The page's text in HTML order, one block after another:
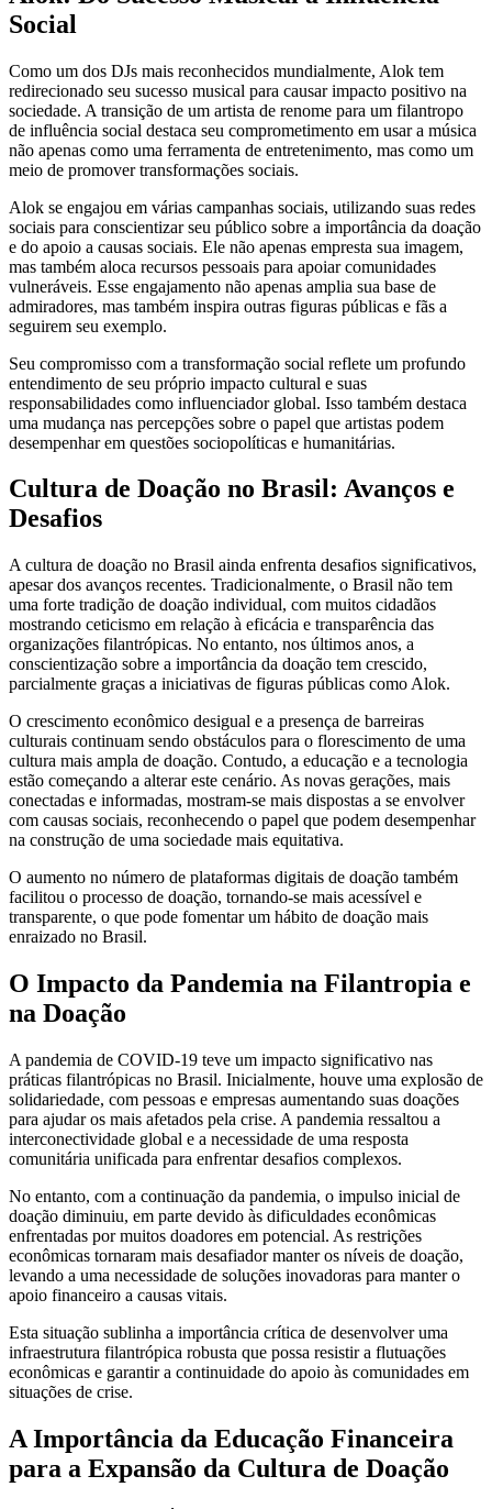
Social
Como um dos DJs mais reconhecidos mundialmente, Alok tem
redirecionado seu sucesso musical para causar impacto positivo na
sociedade. A transição de um artista de renome para um filantropo
de influência social destaca seu comprometimento em usar a música
não apenas como uma ferramenta de entretenimento, mas como um
meio de promover transformações sociais.
Alok se engajou em várias campanhas sociais, utilizando suas redes
sociais para conscientizar seu público sobre a importância da doação
e do apoio a causas sociais. Ele não apenas empresta sua imagem,
mas também aloca recursos pessoais para apoiar comunidades
vulneráveis. Esse engajamento não apenas amplia sua base de
admiradores, mas também inspira outras figuras públicas e fãs a
seguirem seu exemplo.
Seu compromisso com a transformação social reflete um profundo
entendimento de seu próprio impacto cultural e suas
responsabilidades como influenciador global. Isso também destaca
uma mudança nas percepções sobre o papel que artistas podem
desempenhar em questões sociopolíticas e humanitárias.
Cultura de Doação no Brasil: Avanços e
Desafios
A cultura de doação no Brasil ainda enfrenta desafios significativos,
apesar dos avanços recentes. Tradicionalmente, o Brasil não tem
uma forte tradição de doação individual, com muitos cidadãos
mostrando ceticismo em relação à eficácia e transparência das
organizações filantrópicas. No entanto, nos últimos anos, a
conscientização sobre a importância da doação tem crescido,
parcialmente graças a iniciativas de figuras públicas como Alok.
O crescimento econômico desigual e a presença de barreiras
culturais continuam sendo obstáculos para o florescimento de uma
cultura mais ampla de doação. Contudo, a educação e a tecnologia
estão começando a alterar este cenário. As novas gerações, mais
conectadas e informadas, mostram-se mais dispostas a se envolver
com causas sociais, reconhecendo o papel que podem desempenhar
na construção de uma sociedade mais equitativa.
O aumento no número de plataformas digitais de doação também
facilitou o processo de doação, tornando-se mais acessível e
transparente, o que pode fomentar um hábito de doação mais
enraizado no Brasil.
O Impacto da Pandemia na Filantropia e
na Doação
A pandemia de COVID-19 teve um impacto significativo nas
práticas filantrópicas no Brasil. Inicialmente, houve uma explosão de
solidariedade, com pessoas e empresas aumentando suas doações
para ajudar os mais afetados pela crise. A pandemia ressaltou a
interconectividade global e a necessidade de uma resposta
comunitária unificada para enfrentar desafios complexos.
No entanto, com a continuação da pandemia, o impulso inicial de
doação diminuiu, em parte devido às dificuldades econômicas
enfrentadas por muitos doadores em potencial. As restrições
econômicas tornaram mais desafiador manter os níveis de doação,
levando a uma necessidade de soluções inovadoras para manter o
apoio financeiro a causas vitais.
Esta situação sublinha a importância crítica de desenvolver uma
infraestrutura filantrópica robusta que possa resistir a flutuações
econômicas e garantir a continuidade do apoio às comunidades em
situações de crise.
A Importância da Educação Financeira
para a Expansão da Cultura de Doação